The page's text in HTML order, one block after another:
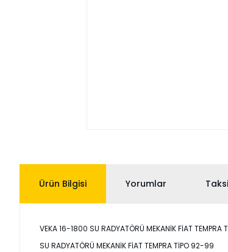
Ürün Bilgisi Yorumlar
VEKA 16-1800 SU RADYATÖRÜ MEKANİK FİAT
SU RADYATÖRÜ MEKANİK FİAT TEMPRA TİPO 92-99